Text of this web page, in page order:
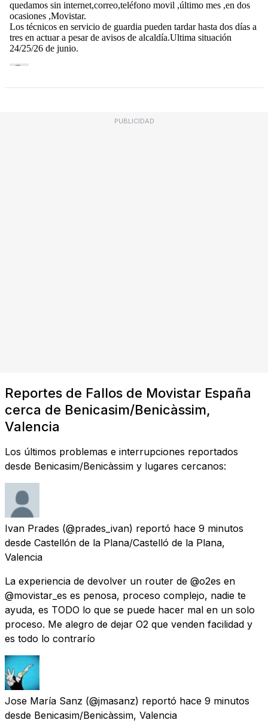
PUBLICIDAD
Reportes de Fallos de Movistar España
cerca de Benicasim/Benicàssim,
Valencia
Los últimos problemas e interrupciones reportados
desde Benicasim/Benicàssim y lugares cercanos:
Ivan Prades (@prades_ivan) reportó hace 9 minutos
desde Castellón de la Plana/Castelló de la Plana,
Valencia
La experiencia de devolver un router de @o2es en
@movistar_es es penosa, proceso complejo, nadie te
ayuda, es TODO lo que se puede hacer mal en un solo
proceso. Me alegro de dejar O2 que venden facilidad y
es todo lo contrarío
Jose María Sanz (@jmasanz) reportó hace 9 minutos
desde Benicasim/Benicàssim, Valencia